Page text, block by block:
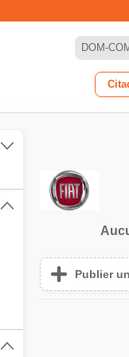
DOM-
Publier